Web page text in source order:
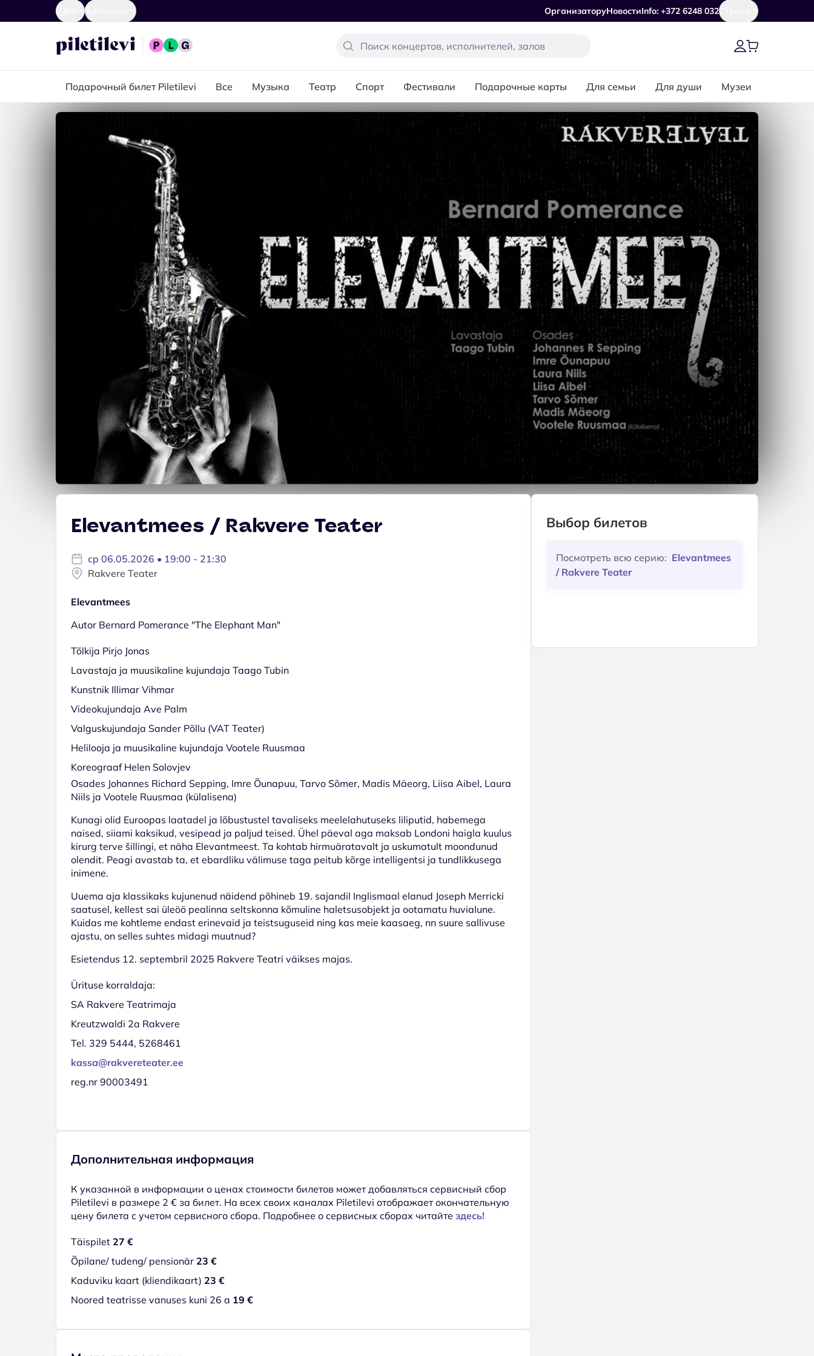
ОрганизаторуНовостиInfo: +372 6248 032Страна
Подарочный билет Piletilevi Все Музыка Театр Спорт Фестивали Подарочные карты Для семьи Для души Музеи
Elevantmees / Rakvere Teater
ср 06.05.2026 • 19:00 - 21:30
Rakvere Teater
Elevantmees
Autor Bernard Pomerance "The Elephant Man"
Tõlkija Pirjo Jonas
Lavastaja ja muusikaline kujundaja Taago Tubin
Kunstnik Illimar Vihmar
Videokujundaja Ave Palm
Valguskujundaja Sander Põllu (VAT Teater)
Helilooja ja muusikaline kujundaja Vootele Ruusmaa
Koreograaf Helen Solovjev
Osades Johannes Richard Sepping, Imre Õunapuu, Tarvo Sõmer, Madis Mäeorg, Liisa Aibel, Laura
Niils ja Vootele Ruusmaa (külalisena)
Kunagi olid Euroopas laatadel ja lõbustustel tavaliseks meelelahutuseks liliputid, habemega
naised, siiami kaksikud, vesipead ja paljud teised. Ühel päeval aga maksab Londoni haigla kuulus
kirurg terve šillingi, et näha Elevantmeest. Ta kohtab hirmuäratavalt ja uskumatult moondunud
olendit. Peagi avastab ta, et ebardliku välimuse taga peitub kõrge intelligentsi ja tundlikkusega
inimene.
Uuema aja klassikaks kujunenud näidend põhineb 19. sajandil Inglismaal elanud Joseph Merricki
saatusel, kellest sai üleöö pealinna seltskonna kõmuline haletsusobjekt ja ootamatu huvialune.
Kuidas me kohtleme endast erinevaid ja teistsuguseid ning kas meie kaasaeg, nn suure sallivuse
ajastu, on selles suhtes midagi muutnud?
Esietendus 12. septembril 2025 Rakvere Teatri väikses majas.
Ürituse korraldaja:
SA Rakvere Teatrimaja
Kreutzwaldi 2a Rakvere
Tel. 329 5444, 5268461
kassa@rakvereteater.ee
reg.nr 90003491
Дополнительная информация
К указанной в информации о ценах стоимости билетов может добавляться сервисный сбор
Piletilevi в размере 2 € за билет. На всех своих каналах Piletilevi отображает окончательную
цену билета с учетом сервисного сбора. Подробнее о сервисных сборах читайте здесь!
Täispilet 27 €
Õpilane/ tudeng/ pensionär 23 €
Kaduviku kaart (kliendikaart) 23 €
Noored teatrisse vanuses kuni 26 a 19 €
Выбор билетов
Посмотреть всю серию: Elevantmees
/ Rakvere Teater